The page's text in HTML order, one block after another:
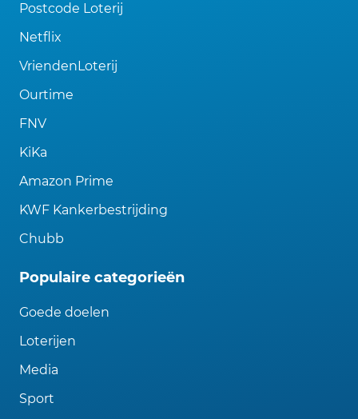
Postcode Loterij
Netflix
VriendenLoterij
Ourtime
FNV
KiKa
Amazon Prime
KWF Kankerbestrijding
Chubb
Populaire categorieën
Goede doelen
Loterijen
Media
Sport